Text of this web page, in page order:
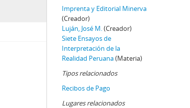
Imprenta y Editorial Minerva
(Creador)
Luján, José M.(Creador)
Siete Ensayos de
Interpretación de la
Realidad Peruana(Materia)
Tipos relacionados
Recibos de Pago
Lugares relacionados